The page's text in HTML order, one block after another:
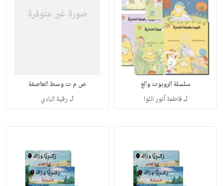
سلسلة الروبوت والع
لـفاطمة أنور اللوا
ص م ت وسط العاصفة
لـ رقية البادي